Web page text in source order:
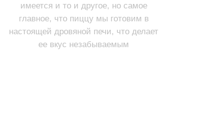
имеется и то и другое, но самое
главное, что пиццу мы готовим в
настоящей дровяной печи, что делает
ее вкус незабываемым